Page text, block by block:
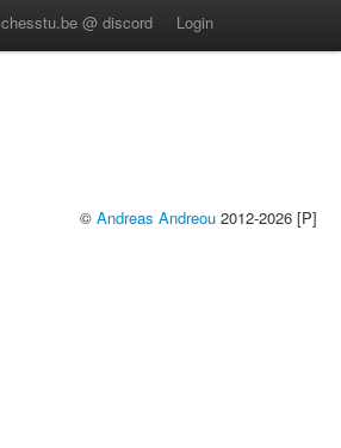
chesstu.be @ discord Login
© Andreas Andreou 2012-2026 [P]